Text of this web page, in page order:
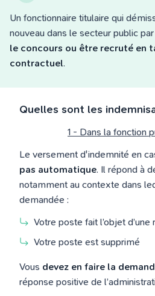
Un fonctionnaire titulaire qui
nouveau dans le secteur public
le concours ou être recruté en
contractuel.
Quelles sont les
1 - Dans la fonction
Le versement d'indemnité en
pas automatique. Il répond à
notamment au contexte dans
demandée :
Votre poste fait l’objet d’une
Votre poste est supprimé
Vous devez en faire la
réponse positive de